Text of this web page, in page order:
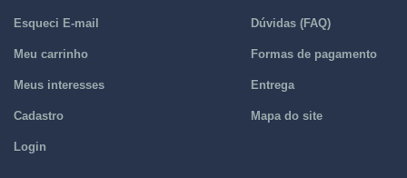
Esqueci E-mail
Meu carrinho
Meus interesses
Cadastro
Login
Dúvidas (FAQ)
Formas de pagamento
Entrega
Mapa do site